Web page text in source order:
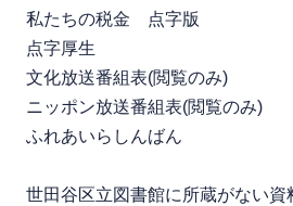
私たちの税金 点字版
点字厚生
文化放送番組表(閲覧のみ)
ニッポン放送番組表(閲覧のみ)
ふれあいらしんばん
世田谷区立図書館に所蔵がない資